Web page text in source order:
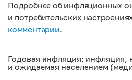
Подробнее об инфляционных
и потребительских
комментарии.
Годовая инфляция; инфляция,
и ожидаемая населением